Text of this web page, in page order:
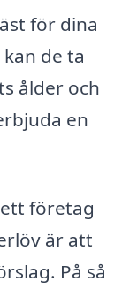
för dina
de ta
ålder och
en
företag
är att
På så